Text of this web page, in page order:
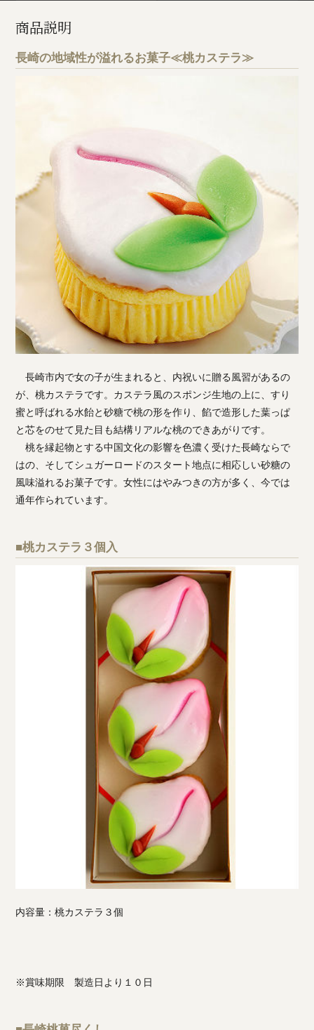
商品説明
長崎の地域性が溢れるお菓子≪桃カステラ≫
長崎市内で女の子が生まれると、内祝いに贈る風習があるの
が、桃カステラです。カステラ風のスポンジ生地の上に、すり
蜜と呼ばれる水飴と砂糖で桃の形を作り、餡で造形した葉っぱ
と芯をのせて見た目も結構リアルな桃のできあがりです。
桃を縁起物とする中国文化の影響を色濃く受けた長崎ならで
はの、そしてシュガーロードのスタート地点に相応しい砂糖の
風味溢れるお菓子です。女性にはやみつきの方が多く、今では
通年作られています。
■桃カステラ３個入
内容量：桃カステラ３個
※賞味期限 製造日より１０日